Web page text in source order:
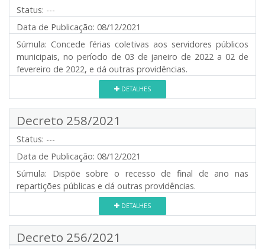
Status: ---
Data de Publicação: 08/12/2021
Súmula: Concede férias coletivas aos servidores públicos
municipais, no período de 03 de janeiro de 2022 a 02 de
fevereiro de 2022, e dá outras providências.
DETALHES
Decreto 258/2021
Status: ---
Data de Publicação: 08/12/2021
Súmula: Dispõe sobre o recesso de final de ano nas
repartições públicas e dá outras providências.
DETALHES
Decreto 256/2021